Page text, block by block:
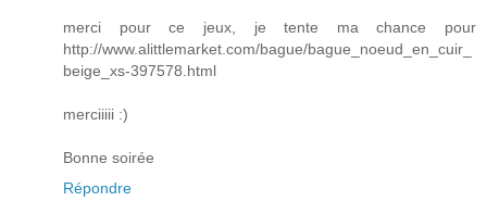
merci pour ce jeux, je tente ma chance pour
http://www.alittlemarket.com/bague/bague_noeud_en_cuir_
beige_xs-397578.html
merciiiii :)
Bonne soirée
Répondre